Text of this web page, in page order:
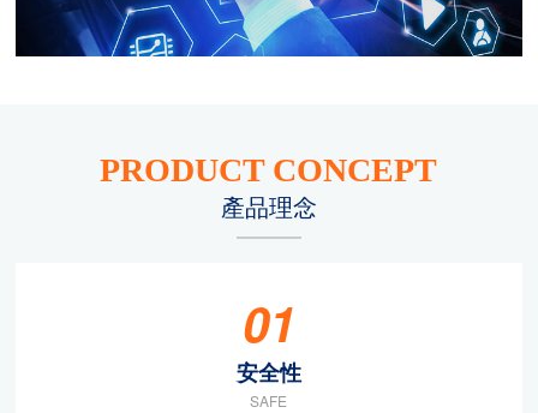
PRODUCT CONCEPT
產品理念
01
安全性
SAFE